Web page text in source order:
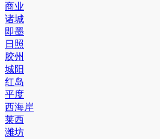
商业
诸城
即墨
日照
胶州
城阳
红岛
平度
西海岸
莱西
潍坊